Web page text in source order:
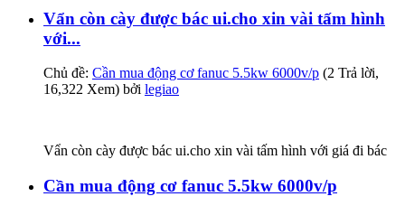
Vẩn còn cày được bác ui.cho xin vài tấm hình
với...
Chủ đề: Cần mua động cơ fanuc 5.5kw 6000v/p (2 Trả lời,
16,322 Xem) bởi legiao
Vẩn còn cày được bác ui.cho xin vài tấm hình với giá đi bác
Cần mua động cơ fanuc 5.5kw 6000v/p